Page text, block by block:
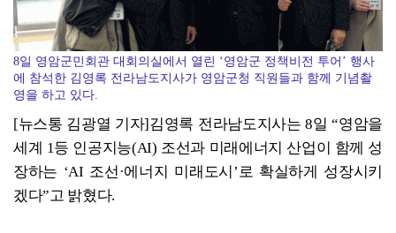
8일 영암군민회관 대회의실에서 열린 ‘영암군 정책비전 투어’ 행사
에 참석한 김영록 전라남도지사가 영암군청 직원들과 함께 기념촬
영을 하고 있다.
[뉴스통 김광열 기자]김영록 전라남도지사는 8일 “영암을
세계 1등 인공지능(AI) 조선과 미래에너지 산업이 함께 성
장하는 ‘AI 조선·에너지 미래도시’로 확실하게 성장시키
겠다”고 밝혔다.